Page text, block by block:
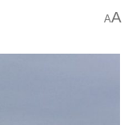
AA